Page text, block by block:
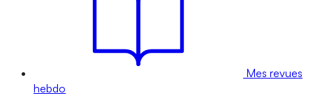
Mes revues
hebdo